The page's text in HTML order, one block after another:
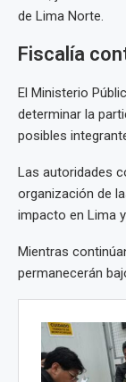
de Lima Norte.
Fiscalía
El Ministerio
determinar la
posibles
Las autoridades
organización de
impacto en Lima y
Mientras
permanecerán